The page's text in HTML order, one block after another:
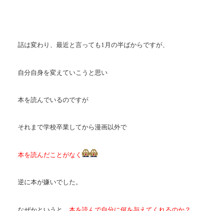
話は変わり、最近と言っても1月の半ばからですが、
自分自身を変えていこうと思い
本を読んでいるのですが
それまで学校卒業してから漫画以外で
本を読んだことがなく
逆に本が嫌いでした。